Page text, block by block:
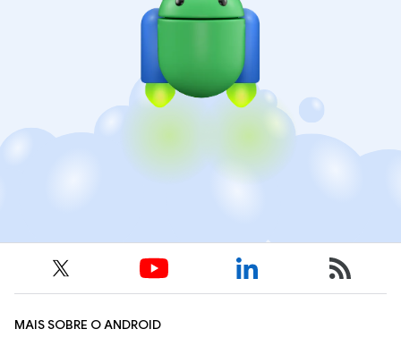
MAIS SOBRE O ANDROID